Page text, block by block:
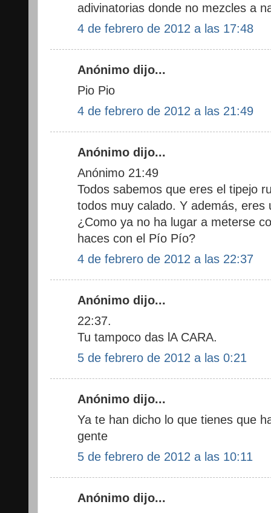
adivinatorias donde no mezcles a
4 de febrero de 2012 a las 17:48
Anónimo dijo...
Pio Pio
4 de febrero de 2012 a las 21:49
Anónimo dijo...
Anónimo 21:49
Todos sabemos que eres el tipejo
todos muy calado. Y además, eres
¿Como ya no ha lugar a meterse
haces con el Pío Pío?
4 de febrero de 2012 a las 22:37
Anónimo dijo...
22:37.
Tu tampoco das lA CARA.
5 de febrero de 2012 a las 0:21
Anónimo dijo...
Ya te han dicho lo que tienes que
gente
5 de febrero de 2012 a las 10:11
Anónimo dijo...